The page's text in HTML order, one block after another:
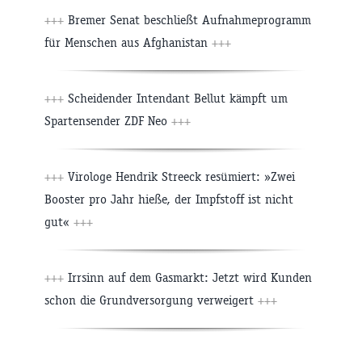
+++ Bremer Senat beschließt Aufnahmeprogramm
für Menschen aus Afghanistan +++
+++ Scheidender Intendant Bellut kämpft um
Spartensender ZDF Neo +++
+++ Virologe Hendrik Streeck resümiert: »Zwei
Booster pro Jahr hieße, der Impfstoff ist nicht
gut« +++
+++ Irrsinn auf dem Gasmarkt: Jetzt wird Kunden
schon die Grundversorgung verweigert +++